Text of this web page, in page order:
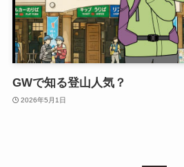
GWで知る登山人気？
2026年5月1日